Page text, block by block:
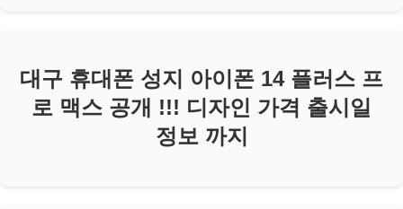
대구 휴대폰 성지 아이폰 14 플러스 프
로 맥스 공개 !!! 디자인 가격 출시일
정보 까지